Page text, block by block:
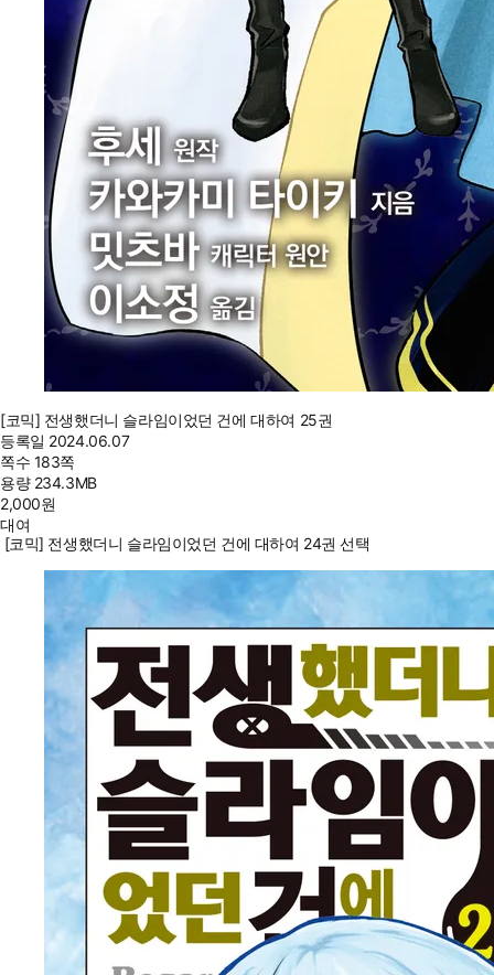
[코믹] 전생했더니 슬라임이었던 건에 대하여 25권
등록일 2024.06.07
쪽수 183쪽
용량 234.3MB
2,000원
대여
[코믹] 전생했더니 슬라임이었던 건에 대하여 24권 선택